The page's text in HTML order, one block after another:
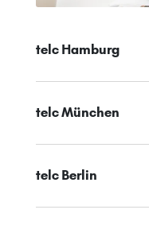
telc Hamburg
telc München
telc Berlin